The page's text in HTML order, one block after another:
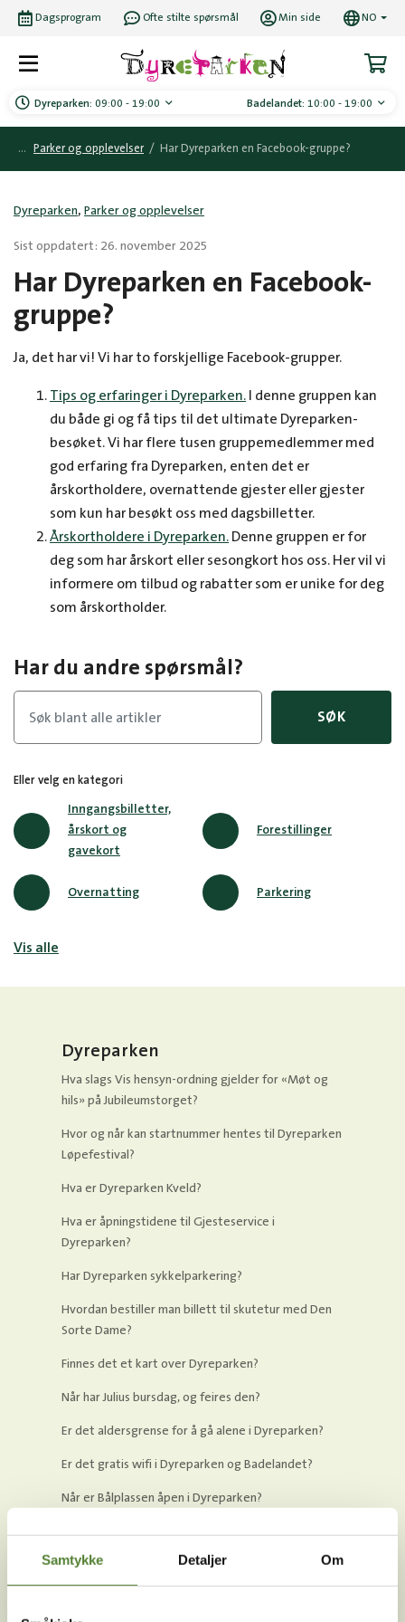
Samtykke Detaljer Om
Dyreparken: 09:00 - 19:00 Badelandet: 10:00 - 19:00
Dagsprogram Ofte stilte spørsmål Min side NO
Parker og opplevelser / Har Dyreparken en Facebook-gruppe?
Dyreparken, Parker og opplevelser
Sist oppdatert: 26. november 2025
Har Dyreparken en Facebook-
gruppe?
Ja, det har vi! Vi har to forskjellige Facebook-grupper.
Tips og erfaringer i Dyreparken. I denne gruppen kan
du både gi og få tips til det ultimate Dyreparken-
besøket. Vi har flere tusen gruppemedlemmer med
god erfaring fra Dyreparken, enten det er
årskortholdere, overnattende gjester eller gjester
som kun har besøkt oss med dagsbilletter.
Årskortholdere i Dyreparken. Denne gruppen er for
deg som har årskort eller sesongkort hos oss. Her vil vi
informere om tilbud og rabatter som er unike for deg
som årskortholder.
Har du andre spørsmål?
SØK
Eller velg en kategori
Inngangsbilletter,
årskort og
gavekort
Forestillinger
Overnatting Parkering
Vis alle
Dyreparken
Hva slags Vis hensyn-ordning gjelder for «Møt og
hils» på Jubileumstorget?
Hvor og når kan startnummer hentes til Dyreparken
Løpefestival?
Hva er Dyreparken Kveld?
Hva er åpningstidene til Gjesteservice i
Dyreparken?
Har Dyreparken sykkelparkering?
Hvordan bestiller man billett til skutetur med Den
Sorte Dame?
Finnes det et kart over Dyreparken?
Når har Julius bursdag, og feires den?
Er det aldersgrense for å gå alene i Dyreparken?
Er det gratis wifi i Dyreparken og Badelandet?
Når er Bålplassen åpen i Dyreparken?
Hva er Skumle dager i Dyreparken, og når er det?